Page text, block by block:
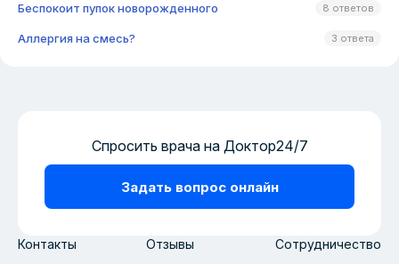
Беспокоит пупок новорожденного 8 ответов
Аллергия на смесь? 3 ответа
Контакты Отзывы Сотрудничество
Спросить врача на Доктор24/7
Задать вопрос онлайн